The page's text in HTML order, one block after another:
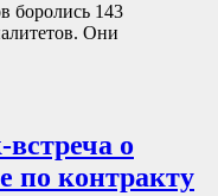
боролись 143
Они
о
по контракту